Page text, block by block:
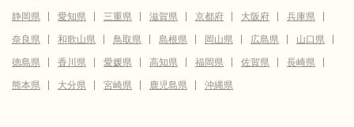
静岡県
愛知県 三重県 滋賀県 京都府 大阪府
兵庫県
奈良県
和歌山県 鳥取県 島根県 岡山県 広島県
山口県
徳島県
香川県 愛媛県 高知県 福岡県 佐賀県
長崎県
熊本県
大分県 宮崎県 鹿児島県 沖縄県